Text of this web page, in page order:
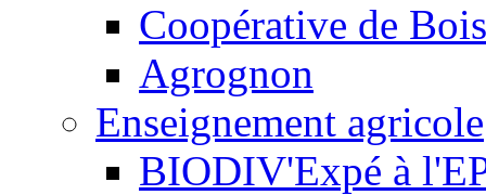
Coopérative de
Agrognon
Enseignement agricole
BIODIV'Expé à